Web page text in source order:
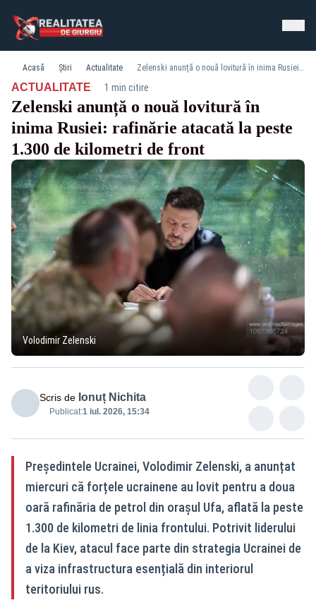
Acasă Știri Actualitate Zelenski anunță o nouă lovitură în inima Rusiei: rafinărie atacată la peste 1.300 de kilometri de front
ACTUALITATE· 1 min citire
Zelenski anunță o nouă lovitură în
inima Rusiei: rafinărie atacată la peste
1.300 de kilometri de front
Volodimir Zelenski
Scris de Ionuț Nichita
Publicat:1 iul. 2026, 15:34
Președintele Ucrainei, Volodimir Zelenski, a anunțat
miercuri că forțele ucrainene au lovit pentru a doua
oară rafinăria de petrol din orașul Ufa, aflată la peste
1.300 de kilometri de linia frontului. Potrivit liderului
de la Kiev, atacul face parte din strategia Ucrainei de
a viza infrastructura esențială din interiorul
teritoriului rus.